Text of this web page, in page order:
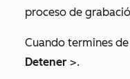
proceso de
Cuando termines
Detener >.